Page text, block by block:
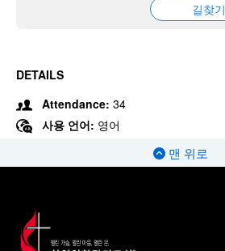
길찾기
DETAILS
Attendance: 34
사용 언어: 영어
맨 위로